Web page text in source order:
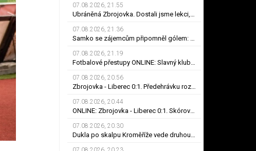
07.08.2026, 21.55
Ubráněná Zbrojovka. Dostali jsme lekci, řekl kapitán Klíma. Dulay překonal kamaráda
07.08.2026, 21.36
Samko se zájemcům připomněl gólem: Karviné jsem vděčný! Kam může odejít Štorman?
07.08.2026, 21.19
Fotbalové přestupy ONLINE: Slavný klub chce Mercada, Sparta ale měla nabídku odmítnout
07.08.2026, 20.56
Zbrojovka - Liberec 0:1. Předehrávku rozhodl Dulay, Bořil se při premiéře za Slovan zranil
07.08.2026, 20.44
ONLINE: Zbrojovka - Liberec 0:1. Skóroval Dulay, Bořil se při premiéře za Slovan zranil
07.08.2026, 20.30
Dukla po skalpu Kroměříže vede druhou ligu. Karviná zvítězila v Prostějově, remíza Ústí